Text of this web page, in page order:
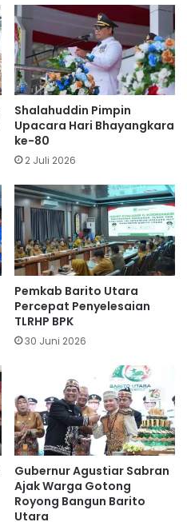
Shalahuddin Pimpin
Upacara Hari Bhayangkara
ke-80
2 Juli 2026
Pemkab Barito Utara
Percepat Penyelesaian
TLRHP BPK
30 Juni 2026
Gubernur Agustiar Sabran
Ajak Warga Gotong
Royong Bangun Barito
Utara